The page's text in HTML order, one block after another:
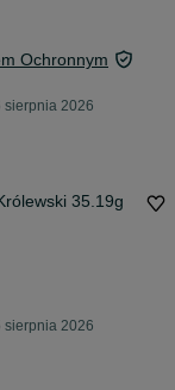
Ochronnym
sierpnia 2026
35.19g
sierpnia 2026